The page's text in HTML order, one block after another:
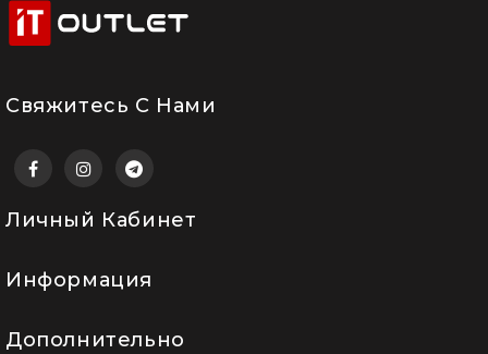
Свяжитесь С Нами
Личный Кабинет
Информация
Дополнительно